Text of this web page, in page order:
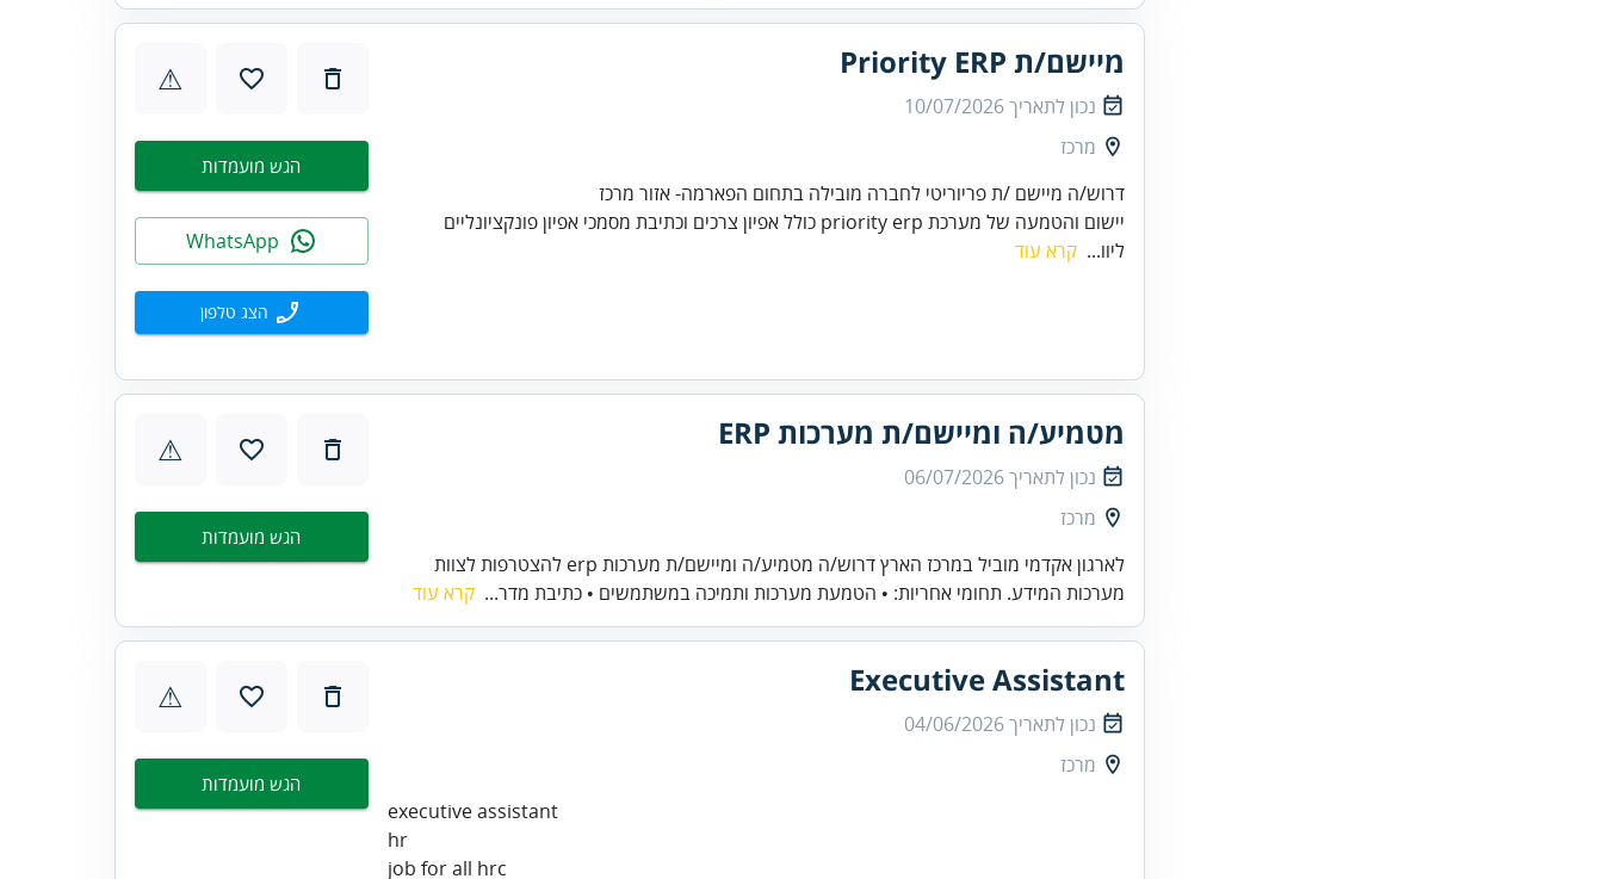
מיישם/ת Priority ERP
נכון לתאריך10/07/2026
מרכז
יישום והטמעה של מערכת priority erp כולל אפיון צרכים וכתיבת מסמכי אפיון פונקציונליים
ליוו... קרא עוד
⚠
הגש מועמדות
הצג טלפון
מטמיע/ה ומיישם/ת מערכות ERP
נכון לתאריך06/07/2026
מרכז
לארגון אקדמי מוביל במרכז הארץ דרוש/ה מטמיע/ה ומיישם/ת מערכות erp להצטרפות לצוות
מערכות המידע. תחומי אחריות: • הטמעת מערכות ותמיכה במשתמשים • כתיבת מדר... קרא עוד
⚠
הגש מועמדות
Executive Assistant
נכון לתאריך04/06/2026
מרכז
executive assistant
hr
job for all hrc
⚠
הגש מועמדות